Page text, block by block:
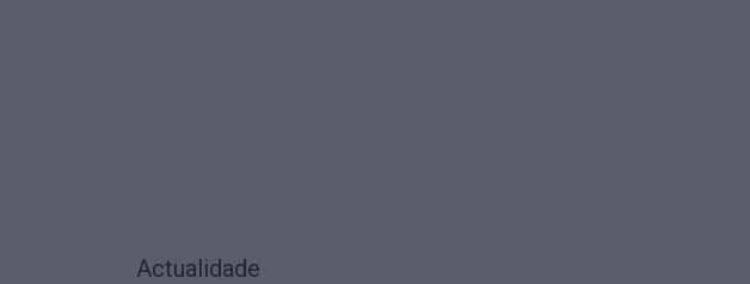
Actualidade